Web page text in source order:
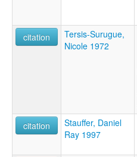
citation
Tersis-Surugue,
Nicole 1972
citation
Stauffer, Daniel
Ray 1997